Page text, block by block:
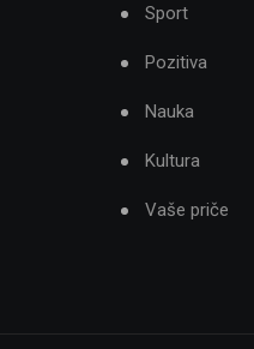
Sport
Pozitiva
Nauka
Kultura
Vaše priče